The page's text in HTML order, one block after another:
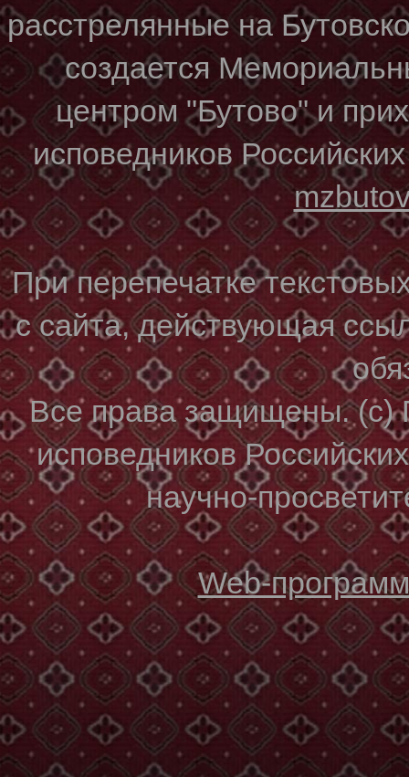
расстрелянные на
создается
центром "Бутово" и
исповедников
При перепечатке
с сайта, действующая
Все права защищены. (с)
исповедников
научно-
Web-